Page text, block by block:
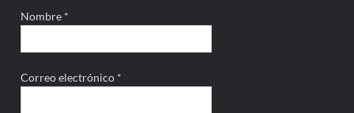
Nombre *
Correo electrónico *